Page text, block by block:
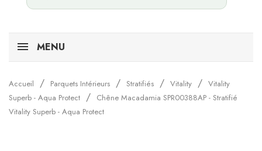
MENU
Accueil Parquets Intérieurs Stratifiés Vitality
Vitality
Superb - Aqua Protect
Chêne Macadamia SPR00388AP - Stratifié
Vitality Superb - Aqua Protect